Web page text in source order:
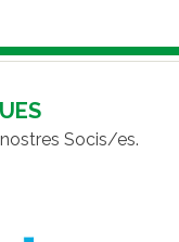
Socis/es.